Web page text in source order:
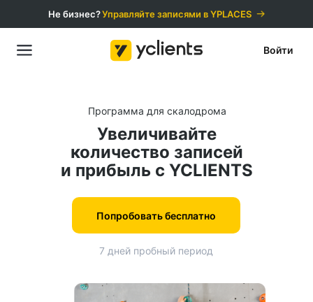
Управляйте записями в YPLACES️
Не бизнес?
Войти
Увеличивайте
количество записей
и прибыль с YCLIENTS
Программа для скалодрома
7 дней пробный период
Попробовать бесплатно